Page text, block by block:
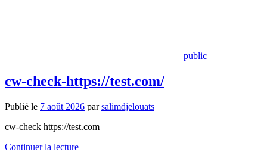
public
cw-check-https://test.com/
Publié le 7 août 2026 parsalimdjelouats
cw-check https://test.com
Continuer la lecture